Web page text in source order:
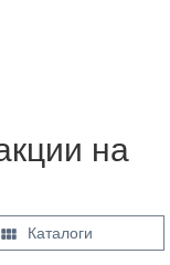
на
 Каталоги